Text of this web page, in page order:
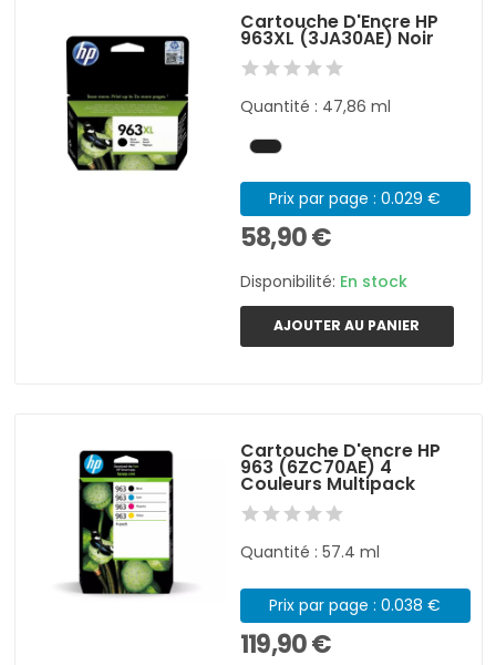
Cartouche D'Encre HP
963XL (3JA30AE) Noir
Quantité : 47,86 ml
Prix par page : 0.029 €
58,90 €
Disponibilité: En stock
AJOUTER AU PANIER
Cartouche D'encre HP
963 (6ZC70AE) 4
Couleurs Multipack
Quantité : 57.4 ml
Prix par page : 0.038 €
119,90 €